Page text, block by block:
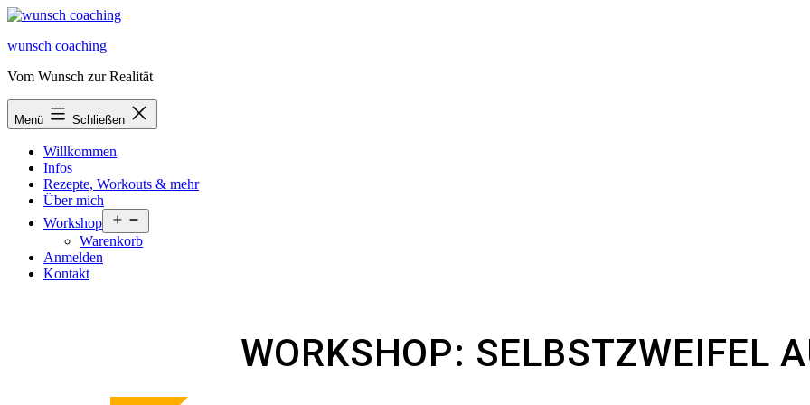
Zum
springen
wunsch coaching
Vom Wunsch zur Realität
Menü Schließen
Willkommen
Infos
Rezepte, Workouts & mehr
Über mich
Workshop
öffnen
Warenkorb
Anmelden
Kontakt
WORKSHOP: SELBSTZWEIFEL